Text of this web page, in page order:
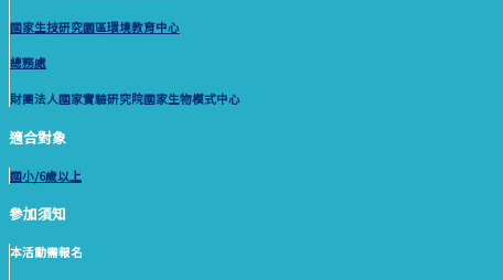
國家生技研究園區環境教育中心
總務處
財團法人國家實驗研究院國家生物模式中心
適合對象
國小/6歲以上
參加須知
本活動需報名